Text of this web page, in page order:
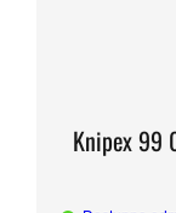
Knipex 99